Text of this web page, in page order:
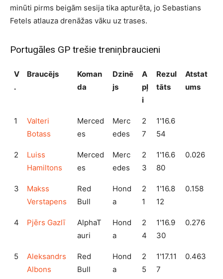
minūti pirms beigām sesija tika apturēta, jo Sebastians
Fetels atlauza drenāžas vāku uz trases.
Portugāles GP trešie treniņbraucieni
V
.
Braucējs
Koman
da
Dzinē
js
A
pļ
i
Rezul
tāts
Atstat
ums
1
Valteri
Botass
Merced
es
Merc
edes
2
7
1'16.6
54
2
Luiss
Hamiltons
Merced
es
Merc
edes
2
3
1'16.6
80
0.026
3
Makss
Verstapens
Red
Bull
Hond
a
2
1
1'16.8
12
0.158
4 Pjērs Gazlī
AlphaT
auri
Hond
a
2
4
1'16.9
30
0.276
5
Aleksandrs
Albons
Red
Bull
Hond
a
2
5
1'17.11
7
0.463